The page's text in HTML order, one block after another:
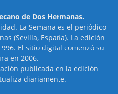
de Dos Hermanas.
La Semana es el periódico
(Sevilla, España). La edición
El sitio digital comenzó su
en 2006.
publicada en la edición
diariamente.